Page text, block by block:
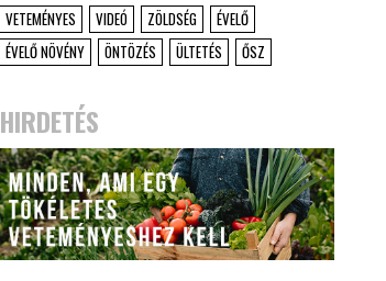
VETEMÉNYES
VIDEÓ ZÖLDSÉG
ÉVELŐ
ÉVELŐ NÖVÉNY
ÖNTÖZÉS ÜLTETÉS ŐSZ
HIRDETÉS